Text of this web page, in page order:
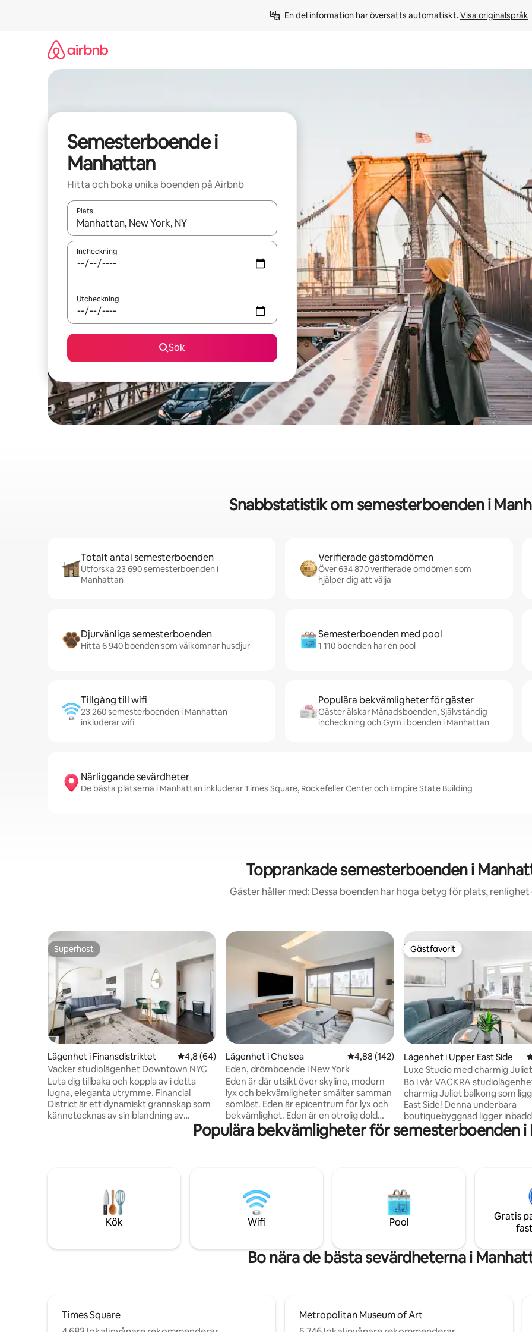
En del information har översatts automatiskt. Visa originalspråk
Semesterboende i
Manhattan
Hitta och boka unika boenden på Airbnb
Plats
När resultaten är tillgängliga kan du navigera med upp- och nedåtpilarna eller utforska genom att trycka eller svepa.
Incheckning
Utcheckning
Sök
Snabbstatistik om semesterboenden i
Totalt antal semesterboenden
Utforska 23 690 semesterboenden i
Manhattan
Verifierade gästomdömen
Över 634 870 verifierade omdömen som
hjälper dig att välja
Djurvänliga semesterboenden
Hitta 6 940 boenden som välkomnar husdjur
Semesterboenden med pool
1 110 boenden har en pool
Tillgång till wifi
23 260 semesterboenden i Manhattan
inkluderar wifi
Populära bekvämligheter för gäster
Gäster älskar Månadsboenden, Självständig
incheckning och Gym i boenden i Manhattan
Närliggande sevärdheter
De bästa platserna i Manhattan inkluderar Times Square, Rockefeller Center och Empire State Building
Topprankade semesterboenden i
Gäster håller med: Dessa boenden har höga betyg för plats, renlighet
Superhost
Superhost
Lägenhet i Finansdistriktet 4,8 av 5 i genomsnittligt betyg, 64 omdömen
4,8 (64)
Vacker studiolägenhet Downtown NYC
Luta dig tillbaka och koppla av i detta
lugna, eleganta utrymme. Financial
District är ett dynamiskt grannskap som
kännetecknas av sin blandning av
historiska landmärken, höga skyskrapor
och en livlig affärsatmosfär. Det är en
byggnader och utsikt över vattnet. Här
finns en lugnare atmosfär med tillgång till
historiska platser, parker vid vattnet och
trendiga matställen.
Lägenhet i Chelsea 4,88 av 5 i genomsnittligt betyg, 142
4,88 (142)
Eden, drömboende i New York
Eden är där utsikt över skyline, modern
lyx och bekvämligheter smälter samman
sömlöst. Eden är epicentrum för lyx och
bekvämlighet. Eden är en otrolig dold
pärla i hjärtat av Manhattan. Eden är INTE
ditt typiska airbnb i NYC.
Vari Desk stående skrivbord, Sonos
ljudsystem i hela huset, Toto Neorest
toalett, ljusterapi-dusch i taket, Viking &
Sub-Zero köksapparater
Gästfavorit
Gästfavorit
Lägenhet i Upper East Side
Luxe Studio med charmig
Bo i vår VACKRA
charmig Juliet balkong som
East Side! Denna underbara
boutiquebyggnad ligger
några av de bästa
staden har att erbjuda. Med
många trendiga restauranger
butiker! Njut av middagssteg
läckra restauranger som Sushi
ta efterrätt på det berömda
Bakery på väg hem!
Populära bekvämligheter för semesterboenden
Kök Wifi Pool
Gratis
Bo nära de bästa sevärdheterna i
Times Square
Metropolitan Museum of Art